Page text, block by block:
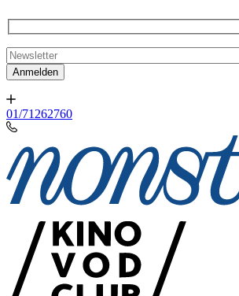
01/71262760